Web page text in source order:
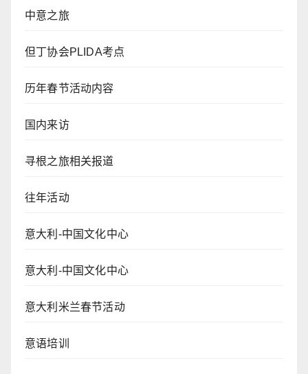
中意之旅
但丁协会PLIDA考点
历年春节活动内容
国内来访
寻根之旅相关报道
往年活动
意大利-中国文化中心
意大利-中国文化中心
意大利米兰春节活动
意语培训